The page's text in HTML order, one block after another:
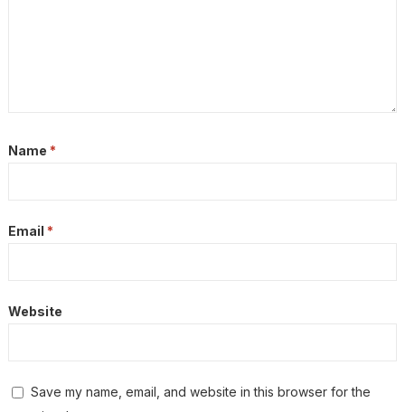
Name *
Email *
Website
Save my name, email, and website in this browser for the